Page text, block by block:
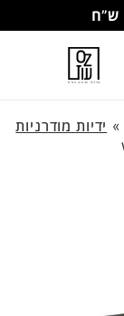
» ידיות מודרניות